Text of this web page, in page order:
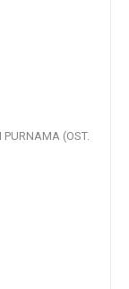
PURNAMA (OST.